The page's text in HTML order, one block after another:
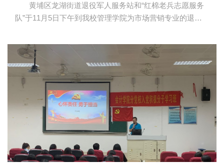
黄埔区龙湖街道退役军人服务站和“红棉老兵志愿服务
队”于11月5日下午到我校管理学院为市场营销专业的退役
2020年度“四有”优秀士兵个人奖章。“四有”优秀士兵奖章是
中国人民解放军所颁发的奖章，奖章内涵为争做“有灵魂、
有本事、有血性、有品德”的中国军人。龙湖街道退役军人
服务站站长对陈大智同学表示祝贺，了解了他退役后的学
习、生活以及身体情况。他提出，希望陈大智同志继续发
扬部队的优良传统和作风，展现“四有”优秀士兵带头...